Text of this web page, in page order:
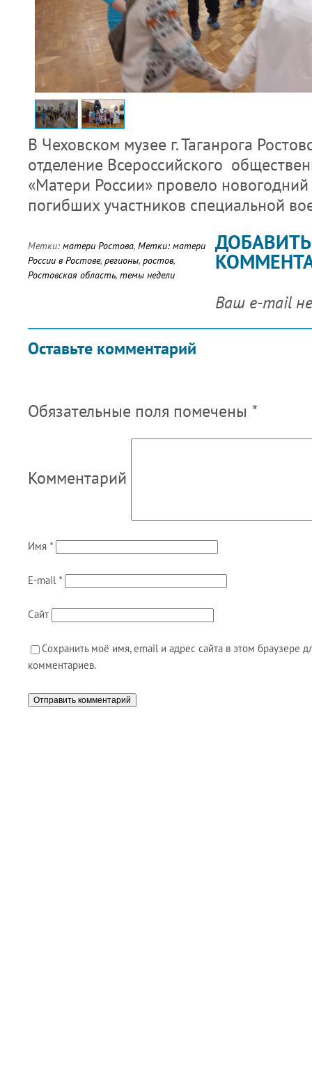
В Чеховском музее г. Таганрога
отделение Всероссийского
«Матери России» провело
погибших участников специальной
Метки: матери Ростова, Метки: матери
России в Ростове, регионы, ростов,
Ростовская область, темы недели
Оставьте комментарий
ДОБАВИТЬ
Ваш e-mail
Обязательные поля помечены *
Комментарий
Имя *
E-mail *
Сайт
Сохранить моё имя, email и адрес сайта в этом браузере
комментариев.